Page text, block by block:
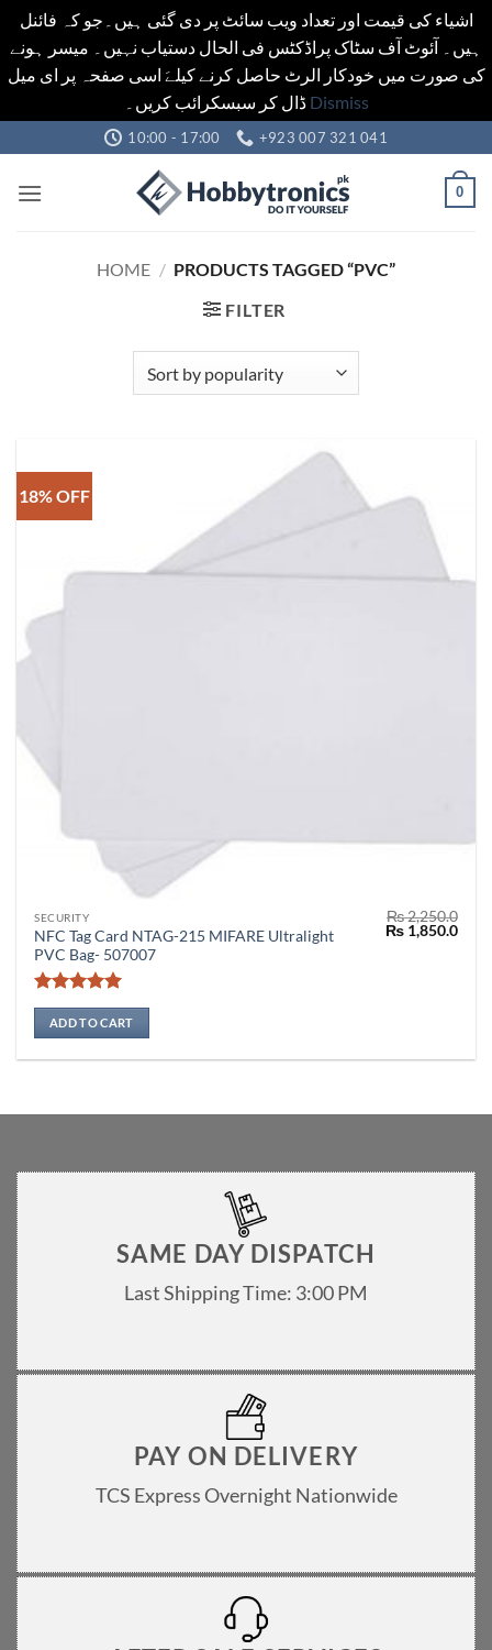
اشیاء کی قیمت اور تعداد ویب سائٹ پر دی گئی ہیں۔جو کہ فائنل
ہیں۔ آئوٹ آف سٹاک پراڈکٹس فی الحال دستیاب نہیں۔ میسر ہونے
کی صورت میں خودکار الرٹ حاصل کرنے کیلےَ اسی صفحہ پر ای میل
ڈال کر سبسکرائب کریں۔ Dismiss
to
content
10:00 - 17:00 +923 007 321 041
0
HOME / PRODUCTS TAGGED “PVC”
FILTER
18% OFF
SECURITY
NFC Tag Card NTAG-215 MIFARE Ultralight
PVC Bag- 507007
Rated5
out of 5
₨2,250.0
Original
price
₨1,850.0
ADD TO CART
SAME DAY DISPATCH
Last Shipping Time: 3:00 PM
PAY ON DELIVERY
TCS Express Overnight Nationwide